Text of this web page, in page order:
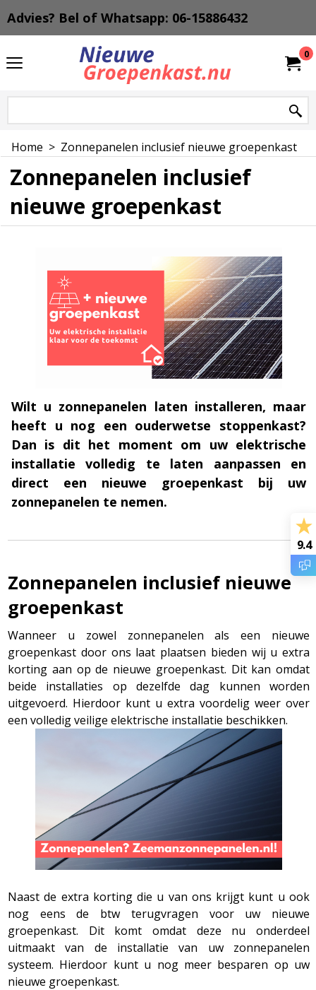
Advies? Bel of Whatsapp: 06-15886432
0
Home > Zonnepanelen inclusief nieuwe groepenkast
Zonnepanelen inclusief
nieuwe groepenkast
Wilt u zonnepanelen laten installeren, maar
heeft u nog een ouderwetse stoppenkast?
Dan is dit het moment om uw elektrische
installatie volledig te laten aanpassen en
direct een nieuwe groepenkast bij uw
zonnepanelen te nemen.
Zonnepanelen inclusief nieuwe
groepenkast
Wanneer u zowel zonnepanelen als een nieuwe
groepenkast door ons laat plaatsen bieden wij u extra
korting aan op de nieuwe groepenkast. Dit kan omdat
beide installaties op dezelfde dag kunnen worden
uitgevoerd. Hierdoor kunt u extra voordelig weer over
een volledig veilige elektrische installatie beschikken.
Naast de extra korting die u van ons krijgt kunt u ook
nog eens de btw terugvragen voor uw nieuwe
groepenkast. Dit komt omdat deze nu onderdeel
uitmaakt van de installatie van uw zonnepanelen
systeem. Hierdoor kunt u nog meer besparen op uw
nieuwe groepenkast.
9.4